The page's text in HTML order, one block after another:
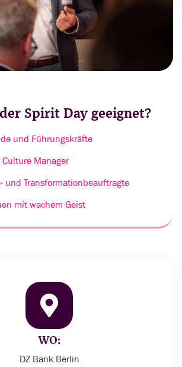
Spirit Day geeignet?
und Führungskräfte
Culture Manager
und Transformationbeauftragte
mit wachem Geist
WO:
DZ Bank Berlin